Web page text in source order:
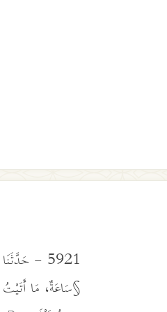
5921 -
§سَاعَةٌ، مَا